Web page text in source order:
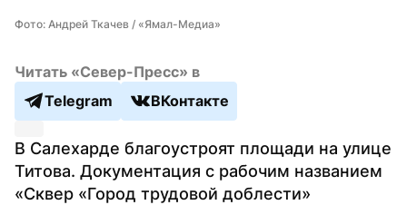
Фото: Андрей Ткачев / «Ямал-Медиа»
Читать «Север-Пресс» в
Telegram
ВКонтакте
В Салехарде благоустроят площади на улице
Титова. Документация с рабочим названием
«Сквер «Город трудовой доблести»